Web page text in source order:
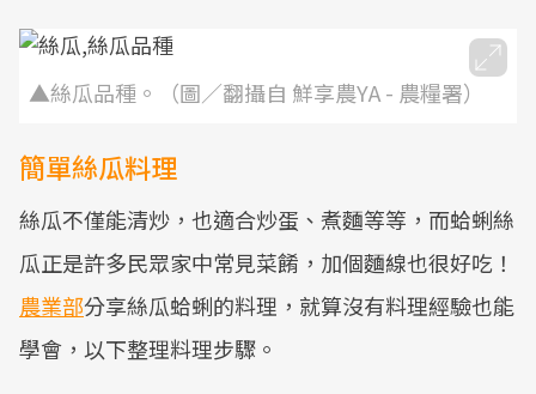
▲絲瓜品種。（圖／翻攝自 鮮享農YA - 農糧署）
簡單絲瓜料理
絲瓜不僅能清炒，也適合炒蛋、煮麵等等，而蛤蜊絲
瓜正是許多民眾家中常見菜餚，加個麵線也很好吃！
農業部分享絲瓜蛤蜊的料理，就算沒有料理經驗也能
學會，以下整理料理步驟。